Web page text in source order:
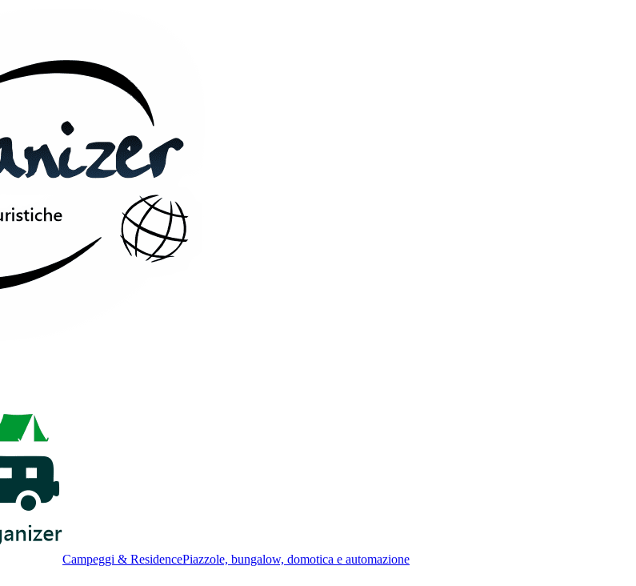
Campeggi & ResidencePiazzole, bungalow, domotica e automazione